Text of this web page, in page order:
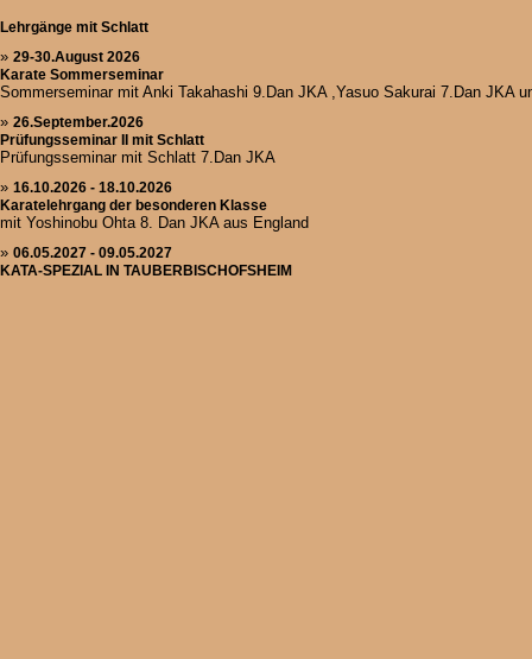
Lehrgänge mit Schlatt
» 29-30.August 2026
Karate Sommerseminar
Sommerseminar mit Anki Takahashi 9.Dan JKA ,Yasuo Sakurai 7.Dan JKA
» 26.September.2026
Prüfungsseminar II mit Schlatt
Prüfungsseminar mit Schlatt 7.Dan JKA
» 16.10.2026 - 18.10.2026
Karatelehrgang der besonderen Klasse
mit Yoshinobu Ohta 8. Dan JKA aus England
» 06.05.2027 - 09.05.2027
KATA-SPEZIAL IN TAUBERBISCHOFSHEIM